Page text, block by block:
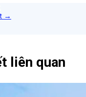
→
liên quan